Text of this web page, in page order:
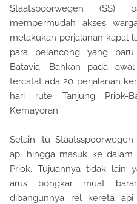
Staatspoorwegen (SS)
mempermudah akses
melakukan perjalanan kapal
para pelancong yang
Batavia. Bahkan pada
tercatat ada 20 perjalanan
hari rute Tanjung Priok-
Kemayoran.
Selain itu
api hingga masuk ke dalam
Priok. Tujuannya tidak lain
arus bongkar muat
dibangunnya rel kereta